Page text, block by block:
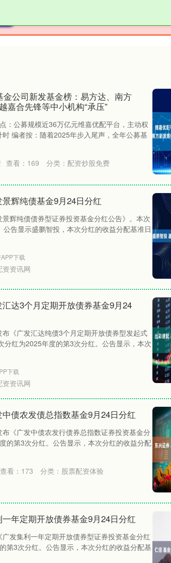
公司新发基金榜：易方达、南方
嘉合先锋等中小机构“承压”
：公募规模近36万亿元维嘉优配平台，主动权
时 编者按：随着2025年步入尾声，全年公募基
查看： 169 分类： 配资炒股免费
辉纯债基金9月24日分红
辉纯债债券型证券投资基金分红公告》。本次
告显示盛鹏智投，本次分红的收益分配基准日
下载
资资讯网
达3个月定期开放债券基金9月24
《广发汇达纯债3个月定期开放债券型发起式
分红为2025年度的第3次分红。公告显示，本次
下载
资资讯网
债农发债总指数基金9月24日分红
《广发中债农发行债券总指数证券投资基金分
的第3次分红。公告显示，本次分红的收益分配
查看： 173 分类： 股票配资体验
年定期开放债券基金9月24日分红
发集利一年定期开放债券型证券投资基金分红
第3次分红。公告显示，本次分红的收益分配基
4694.44